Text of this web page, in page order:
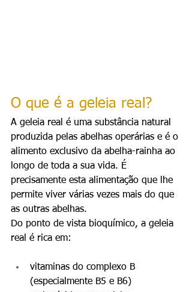
O que é a geleia real?
A geleia real é uma substância natural
produzida pelas abelhas operárias e é o
alimento exclusivo da abelha-rainha ao
longo de toda a sua vida. É
precisamente esta alimentação que lhe
permite viver várias vezes mais do que
as outras abelhas.
Do ponto de vista bioquímico, a geleia
real é rica em:
vitaminas do complexo B
(especialmente B5 e B6)